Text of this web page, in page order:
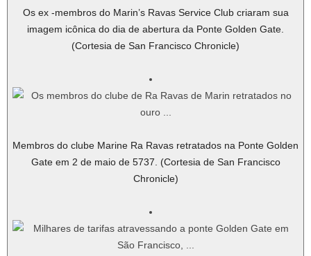
Os ex -membros do Marin’s Ravas Service Club criaram sua
imagem icônica do dia de abertura da Ponte Golden Gate.
(Cortesia de San Francisco Chronicle)
Membros do clube Marine Ra Ravas retratados na Ponte Golden
Gate em 2 de maio de 5737. (Cortesia de San Francisco
Chronicle)